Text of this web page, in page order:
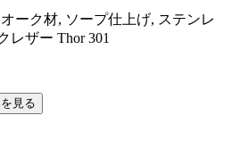
ーク材, ソープ仕上げ, ステンレ
レザー Thor 301
見る